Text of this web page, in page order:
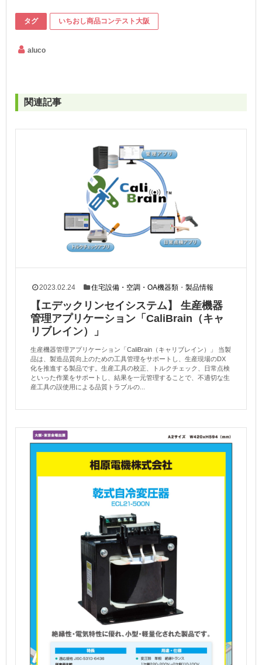
タグ いちおし商品コンテスト大阪
aluco
関連記事
2023.02.24 住宅設備・空調・OA機器類 ・製品情報
【エデックリンセイシステム】 生産機器
管理アプリケーション「CaliBrain（キャ
リブレイン）」
生産機器管理アプリケーション「CaliBrain（キャリブレイン）」 当製
品は、製造品質向上のための工具管理をサポートし、生産現場のDX
化を推進する製品です。生産工具の校正、トルクチェック、日常点検
といった作業をサポートし、結果を一元管理することで、不適切な生
産工具の誤使用による品質トラブルの...